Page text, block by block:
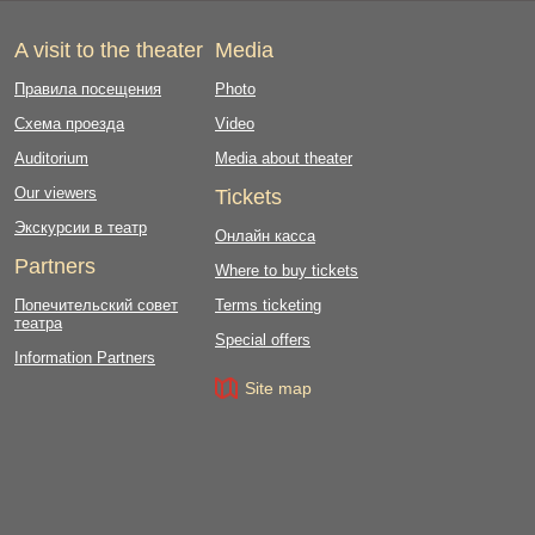
A visit to the theater
Правила посещения
Схема проезда
Auditorium
Our viewers
Экскурсии в театр
Partners
Попечительский совет
театра
Information Partners
Media
Photo
Video
Media about theater
Tickets
Онлайн касса
Where to buy tickets
Terms ticketing
Special offers
Site map